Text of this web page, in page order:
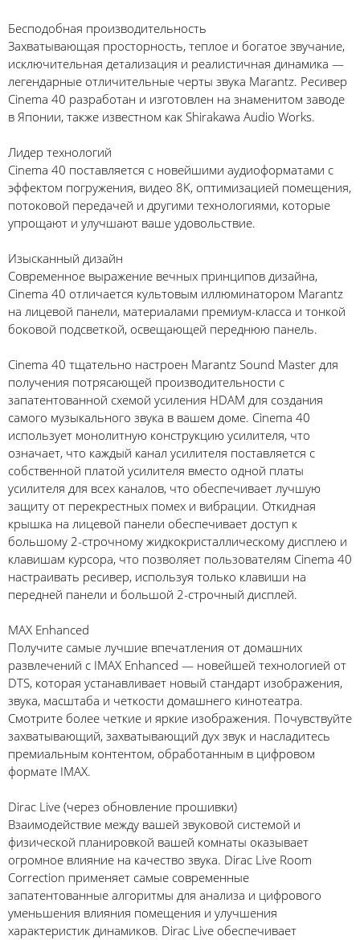
Бесподобная производительность
Захватывающая просторность, теплое и богатое звучание,
исключительная детализация и реалистичная динамика —
легендарные отличительные черты звука Marantz. Ресивер
Cinema 40 разработан и изготовлен на знаменитом заводе
в Японии, также известном как Shirakawa Audio Works.
Лидер технологий
Cinema 40 поставляется с новейшими аудиоформатами с
эффектом погружения, видео 8K, оптимизацией помещения,
потоковой передачей и другими технологиями, которые
упрощают и улучшают ваше удовольствие.
Изысканный дизайн
Современное выражение вечных принципов дизайна,
Cinema 40 отличается культовым иллюминатором Marantz
на лицевой панели, материалами премиум-класса и тонкой
боковой подсветкой, освещающей переднюю панель.
Cinema 40 тщательно настроен Marantz Sound Master для
получения потрясающей производительности с
запатентованной схемой усиления HDAM для создания
самого музыкального звука в вашем доме. Cinema 40
использует монолитную конструкцию усилителя, что
означает, что каждый канал усилителя поставляется с
собственной платой усилителя вместо одной платы
усилителя для всех каналов, что обеспечивает лучшую
защиту от перекрестных помех и вибрации. Откидная
крышка на лицевой панели обеспечивает доступ к
большому 2-строчному жидкокристаллическому дисплею и
клавишам курсора, что позволяет пользователям Cinema 40
настраивать ресивер, используя только клавиши на
передней панели и большой 2-строчный дисплей.
MAX Enhanced
Получите самые лучшие впечатления от домашних
развлечений с IMAX Enhanced — новейшей технологией от
DTS, которая устанавливает новый стандарт изображения,
звука, масштаба и четкости домашнего кинотеатра.
Смотрите более четкие и яркие изображения. Почувствуйте
захватывающий, захватывающий дух звук и насладитесь
премиальным контентом, обработанным в цифровом
формате IMAX.
Dirac Live (через обновление прошивки)
Взаимодействие между вашей звуковой системой и
физической планировкой вашей комнаты оказывает
огромное влияние на качество звука. Dirac Live Room
Correction применяет самые современные
запатентованные алгоритмы для анализа и цифрового
уменьшения влияния помещения и улучшения
характеристик динамиков. Dirac Live обеспечивает